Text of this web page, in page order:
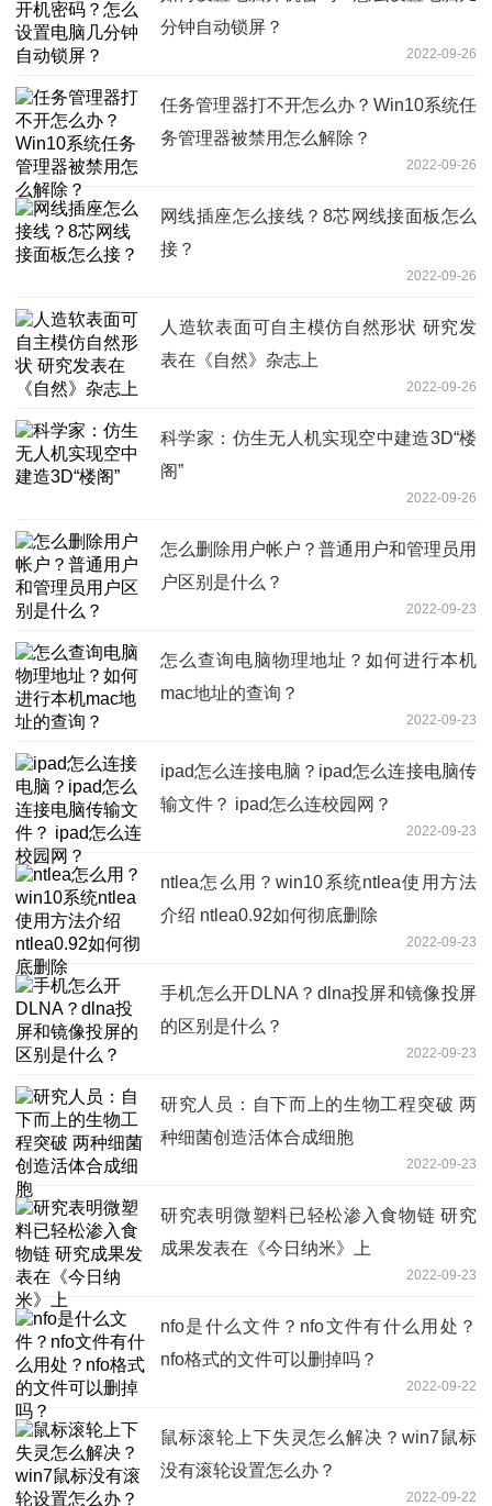
分钟自动锁屏？
2022-09-26
任务管理器打不开怎么办？Win10系统任
务管理器被禁用怎么解除？
2022-09-26
网线插座怎么接线？8芯网线接面板怎么
接？
2022-09-26
人造软表面可自主模仿自然形状 研究发
表在《自然》杂志上
2022-09-26
科学家：仿生无人机实现空中建造3D“楼
阁”
2022-09-26
怎么删除用户帐户？普通用户和管理员用
户区别是什么？
2022-09-23
怎么查询电脑物理地址？如何进行本机
mac地址的查询？
2022-09-23
ipad怎么连接电脑？ipad怎么连接电脑传
输文件？ ipad怎么连校园网？
2022-09-23
ntlea怎么用？win10系统ntlea使用方法
介绍 ntlea0.92如何彻底删除
2022-09-23
手机怎么开DLNA？dlna投屏和镜像投屏
的区别是什么？
2022-09-23
研究人员：自下而上的生物工程突破 两
种细菌创造活体合成细胞
2022-09-23
研究表明微塑料已轻松渗入食物链 研究
成果发表在《今日纳米》上
2022-09-23
nfo是什么文件？nfo文件有什么用处？
nfo格式的文件可以删掉吗？
2022-09-22
鼠标滚轮上下失灵怎么解决？win7鼠标
没有滚轮设置怎么办？
2022-09-22